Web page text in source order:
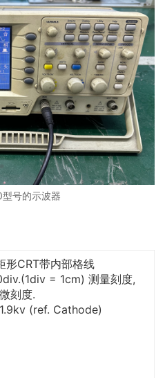
号的示波器
形CRT带内部格线
= 1cm) 测量刻度,
刻度.
(ref. Cathode)